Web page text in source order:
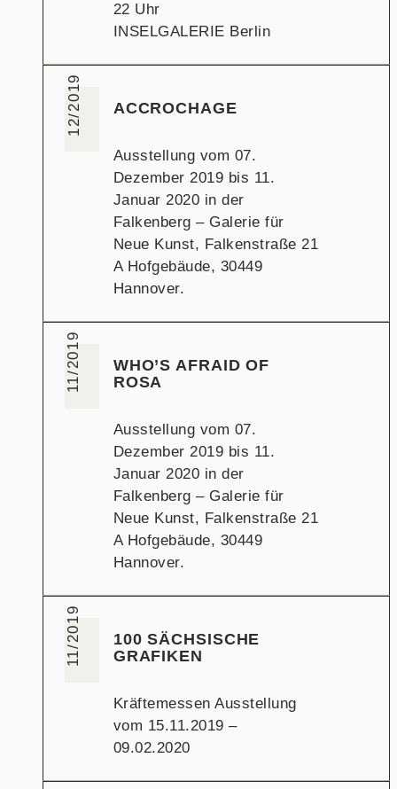
22 Uhr
INSELGALERIE Berlin
12/2019 ACCROCHAGE
Ausstellung vom 07.
Dezember 2019 bis 11.
Januar 2020 in der
Falkenberg – Galerie für
Neue Kunst, Falkenstraße 21
A Hofgebäude, 30449
Hannover.
11/2019
WHO’S AFRAID OF
ROSA
Ausstellung vom 07.
Dezember 2019 bis 11.
Januar 2020 in der
Falkenberg – Galerie für
Neue Kunst, Falkenstraße 21
A Hofgebäude, 30449
Hannover.
11/2019
100 SÄCHSISCHE
GRAFIKEN
Kräftemessen Ausstellung
vom 15.11.2019 –
09.02.2020